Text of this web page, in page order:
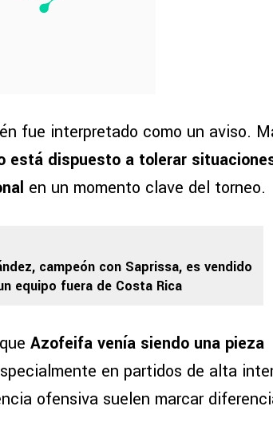
fue interpretado como un aviso.
está dispuesto a tolerar
en un momento clave del torneo.
campeón con Saprissa, es vendido
equipo fuera de Costa Rica
Azofeifa venía siendo una pieza
en partidos de alta
ofensiva suelen marcar